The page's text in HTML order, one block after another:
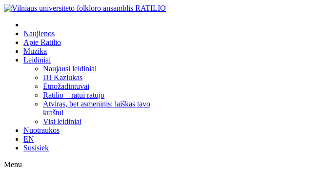
Naujienos
Apie Ratilio
Muzika
Leidiniai
Naujausi leidiniai
DJ Kaziukas
Etnožadintuvai
Ratilio – ratui ratujo
Atviras, bet asmeninis: laiškas tavo
kraštui
Visi leidiniai
Nuotraukos
EN
Susisiek
Menu